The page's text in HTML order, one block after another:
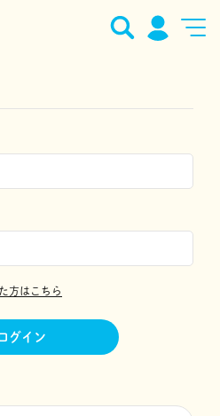
方はこちら
グイン